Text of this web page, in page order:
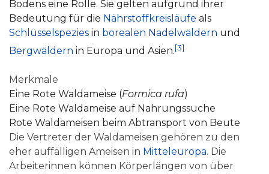
Bodens eine Rolle. Sie gelten aufgrund ihrer
Bedeutung für die Nährstoffkreisläufe als
Schlüsselspezies in borealen Nadelwäldern und
Bergwäldern in Europa und Asien.[3]
Merkmale
Eine Rote Waldameise (Formica rufa)
Eine Rote Waldameise auf Nahrungssuche
Rote Waldameisen beim Abtransport von Beute
Die Vertreter der Waldameisen gehören zu den
eher auffälligen Ameisen in Mitteleuropa. Die
Arbeiterinnen können Körperlängen von über